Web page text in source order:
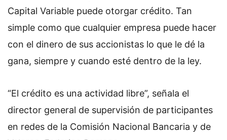
Capital Variable puede otorgar crédito. Tan
simple como que cualquier empresa puede hacer
con el dinero de sus accionistas lo que le dé la
gana, siempre y cuando esté dentro de la ley.
“El crédito es una actividad libre”, señala el
director general de supervisión de participantes
en redes de la Comisión Nacional Bancaria y de